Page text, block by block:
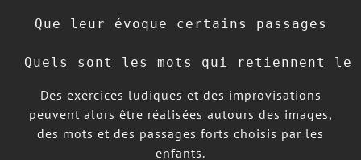
Que leur évoque certains passages
Quels sont les mots qui retiennent
Des exercices ludiques et des improvisations
peuvent alors être réalisées autours des images,
des mots et des passages forts choisis par les
enfants.